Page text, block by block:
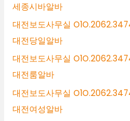
세종시바알바
대전보도사무실
대전당일알바
대전보도사무실
대전룸알바
대전보도사무실
대전여성알바